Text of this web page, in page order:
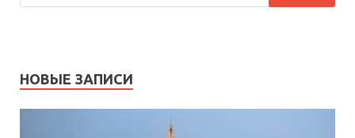
НОВЫЕ ЗАПИСИ